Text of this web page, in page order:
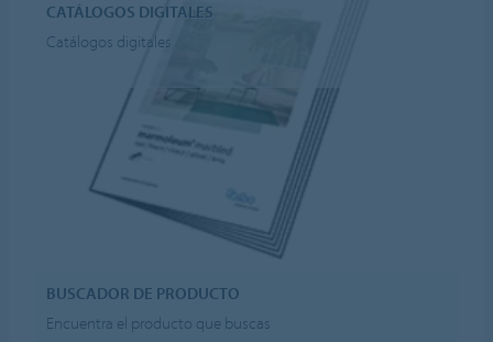
CATÁLOGOS DIGITALES
Catálogos digitales
BUSCADOR DE PRODUCTO
Encuentra el producto que buscas